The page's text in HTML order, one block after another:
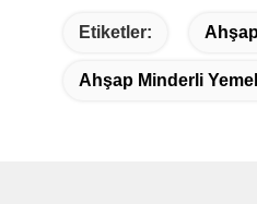
Etiketler:
Ahşap Minderli